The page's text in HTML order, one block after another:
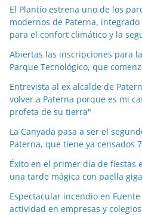
a
s
p
o
r
m
e
s
e
s
El Plantío estrena uno de los
modernos de Paterna,
para el confort climático y la
Abiertas las inscripciones para
Parque Tecnológico, que
Entrevista al ex alcalde de
volver a Paterna porque es mi
profeta de su tierra"
La Canyada pasa a ser el
Paterna, que tiene ya censados
Éxito en el primer día de fiestas
una tarde mágica con paella
Espectacular incendio en
actividad en empresas y